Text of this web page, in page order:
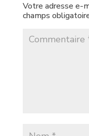
Votre adresse e-
champs